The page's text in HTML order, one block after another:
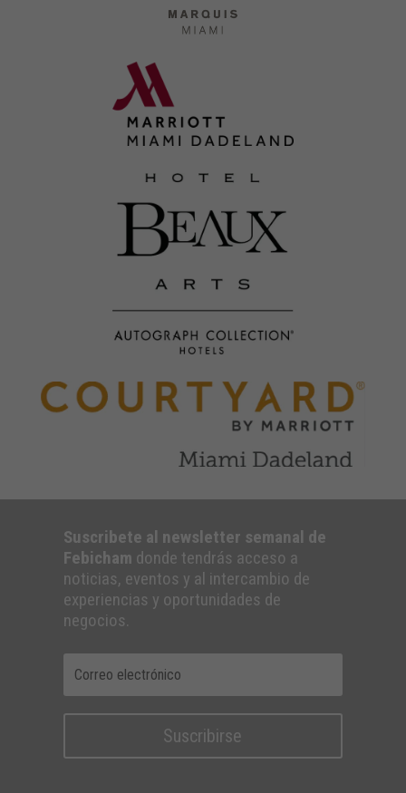
Suscribete al newsletter semanal de
Febicham donde tendrás acceso a
noticias, eventos y al intercambio de
experiencias y oportunidades de
negocios.
Suscribirse